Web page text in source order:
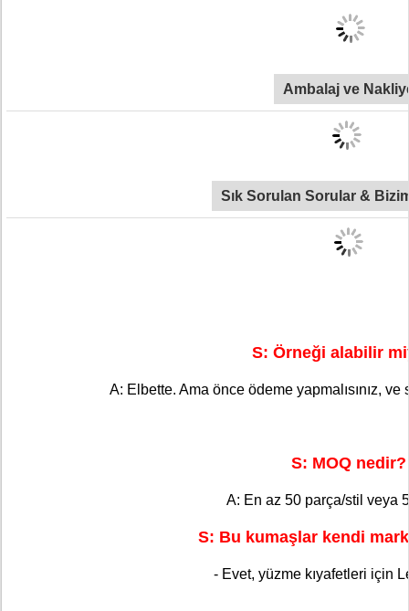
Ambalaj ve
Sık Sorulan Sorular &
S: Örneği alabilir
A: Elbette. Ama önce ödeme yapmalısınız,
S: MOQ nedir?
A: En az 50 parça/stil veya
S: Bu kumaşlar kendi
- Evet, yüzme kıyafetleri için